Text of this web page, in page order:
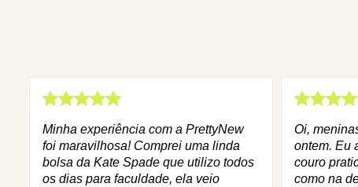
Minha experiência com a PrettyNew
foi maravilhosa! Comprei uma linda
bolsa da Kate Spade que utilizo todos
os dias para faculdade, ela veio
Oi,
ontem. Eu
couro
como na